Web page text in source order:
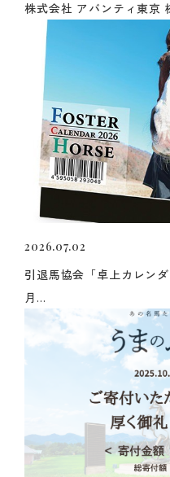
株式会社 アバンティ東京
2026.07.02
引退馬協会「卓上カレン
月...